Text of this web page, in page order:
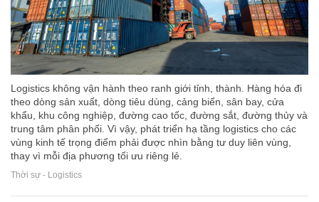
Logistics không vận hành theo ranh giới tỉnh, thành. Hàng hóa đi
theo dòng sản xuất, dòng tiêu dùng, cảng biển, sân bay, cửa
khẩu, khu công nghiệp, đường cao tốc, đường sắt, đường thủy và
trung tâm phân phối. Vì vậy, phát triển hạ tầng logistics cho các
vùng kinh tế trọng điểm phải được nhìn bằng tư duy liên vùng,
thay vì mỗi địa phương tối ưu riêng lẻ.
Thời sự - Logistics